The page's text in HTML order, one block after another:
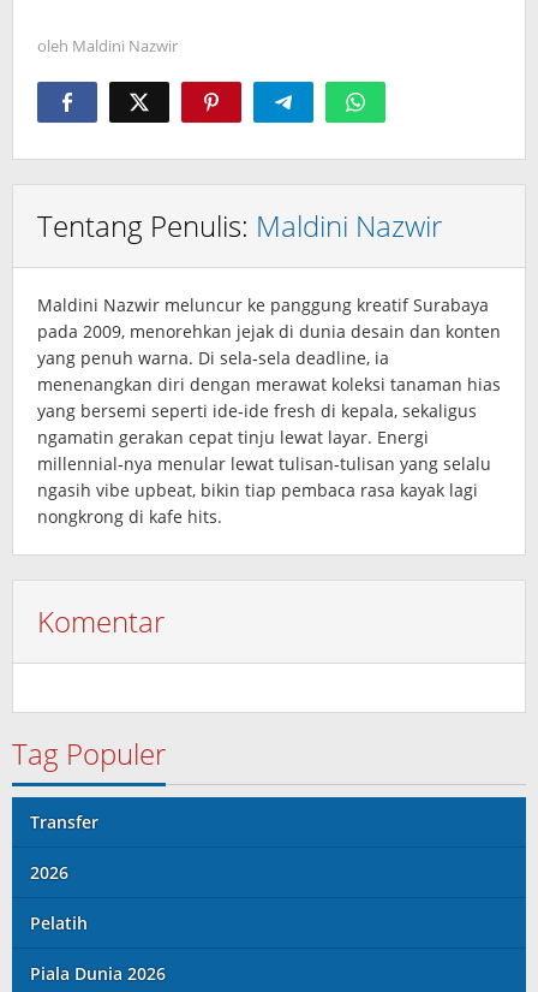
oleh Maldini Nazwir
Tentang Penulis: Maldini Nazwir
Maldini Nazwir meluncur ke panggung kreatif Surabaya
pada 2009, menorehkan jejak di dunia desain dan konten
yang penuh warna. Di sela‑sela deadline, ia
menenangkan diri dengan merawat koleksi tanaman hias
yang bersemi seperti ide‑ide fresh di kepala, sekaligus
ngamatin gerakan cepat tinju lewat layar. Energi
millennial‑nya menular lewat tulisan‑tulisan yang selalu
ngasih vibe upbeat, bikin tiap pembaca rasa kayak lagi
nongkrong di kafe hits.
Komentar
Tag Populer
Transfer
2026
Pelatih
Piala Dunia 2026